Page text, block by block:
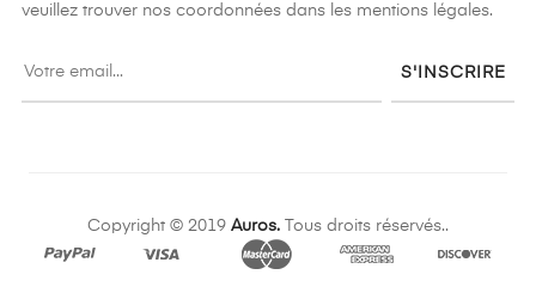
veuillez trouver nos coordonnées dans les mentions légales.
S'INSCRIRE
Copyright © 2019 Auros. Tous droits réservés..